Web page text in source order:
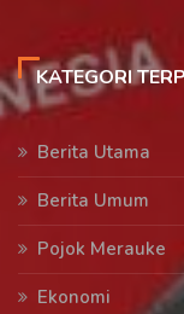
KATEGORI
Berita Utama
Berita Umum
Pojok Merauke
Ekonomi